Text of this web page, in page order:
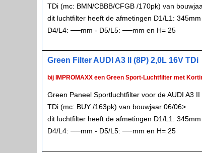
TDi (mc: BMN/CBBB/CFGB /170pk) van
dit luchtfilter heeft de afmetingen D1/L1:
D4/L4: ──mm - D5/L5: ──mm en H= 25
Green Filter AUDI A3 II (8P) 2,0L 16V TDi
bij IMPROMAXX een Green Sport-Luchtfilter met
Green Paneel Sportluchtfilter voor de AUDI A3
TDi (mc: BUY /163pk) van bouwjaar 06/06>
dit luchtfilter heeft de afmetingen D1/L1:
D4/L4: ──mm - D5/L5: ──mm en H= 25